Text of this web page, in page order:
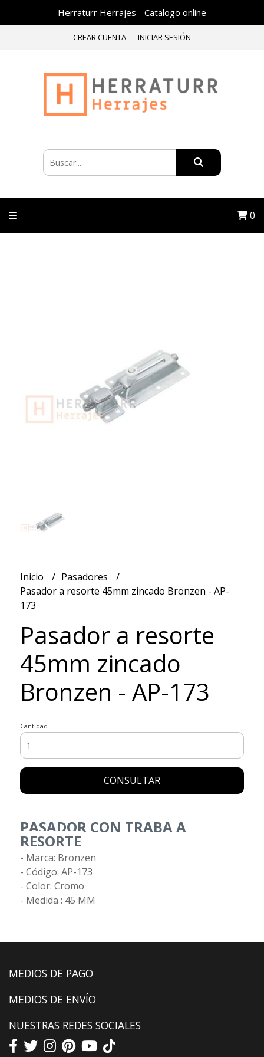
Herraturr Herrajes - Catalogo online
CREAR CUENTA INICIAR SESIÓN
0
Inicio
Pasadores
Pasador a resorte 45mm zincado Bronzen - AP-
173
Pasador a resorte
45mm zincado
Bronzen - AP-173
Cantidad
CONSULTAR
PASADOR CON TRABA A
RESORTE
- Marca: Bronzen
- Código: AP-173
- Color: Cromo
- Medida : 45 MM
MEDIOS DE PAGO
MEDIOS DE ENVÍO
NUESTRAS REDES SOCIALES